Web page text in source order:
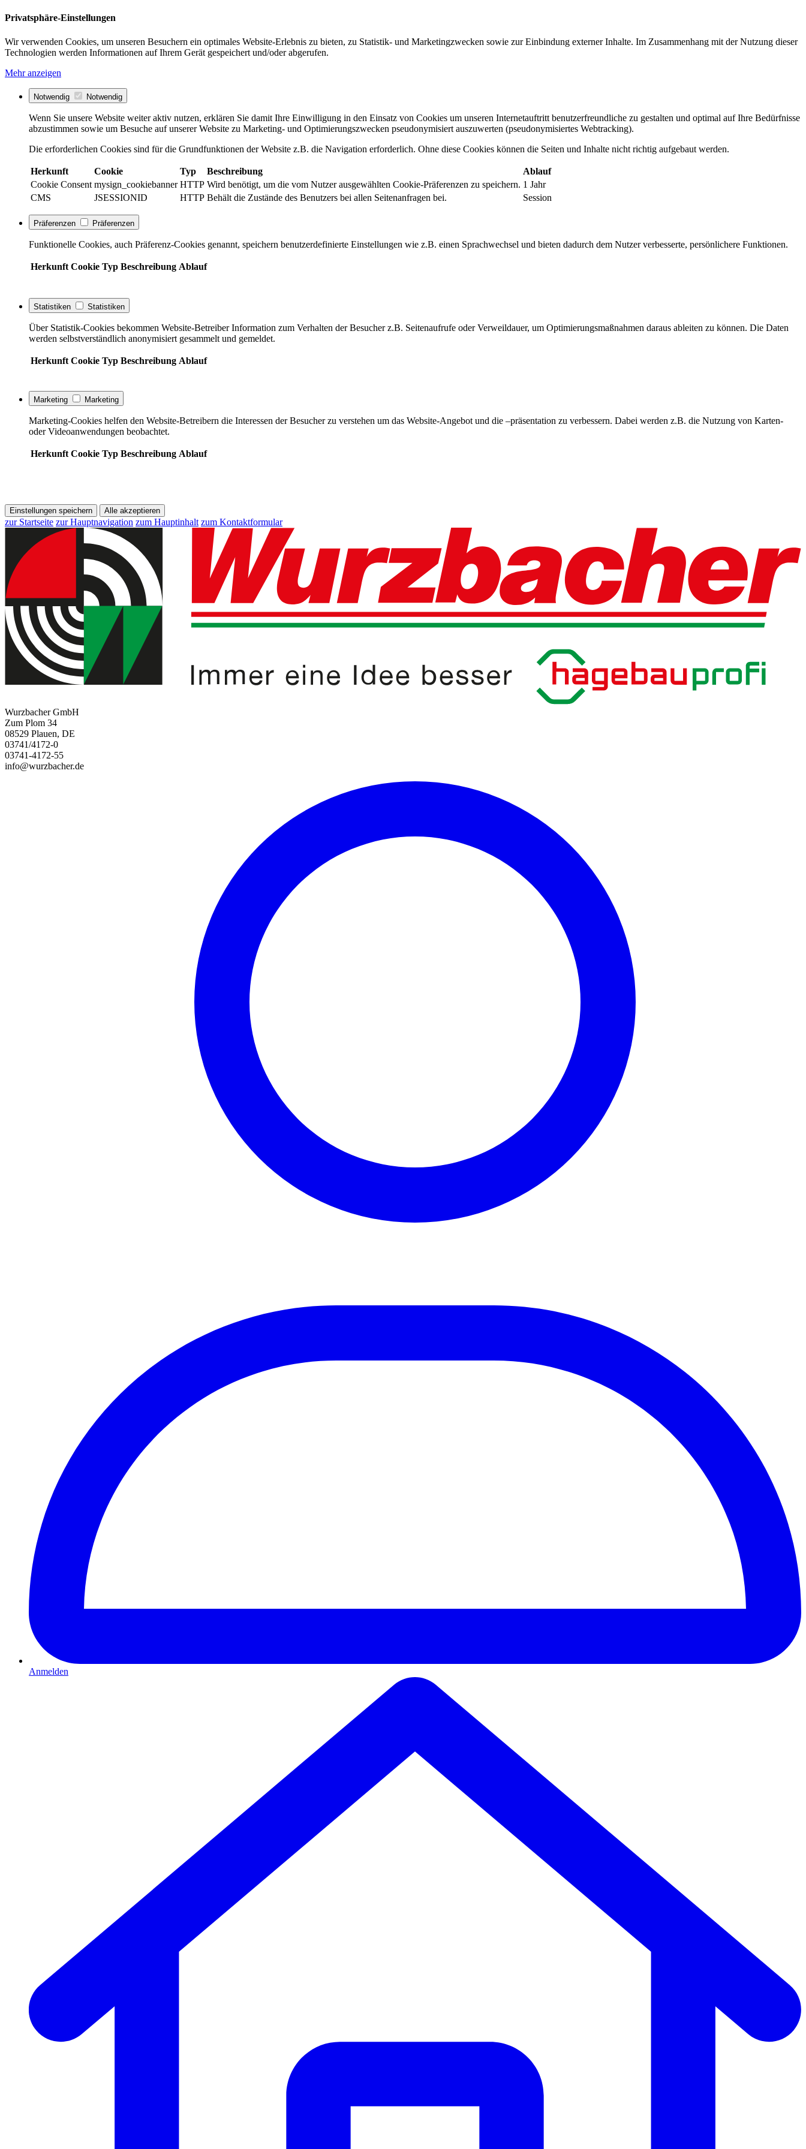
Privatsphäre-Einstellungen
Wir verwenden Cookies, um unseren Besuchern ein optimales Website-Erlebnis zu bieten, zu Statistik- und Marketingzwecken sowie zur Einbindung externer Inhalte. Im Zusammenhang mit der Nutzung dieser
Technologien werden Informationen auf Ihrem Gerät gespeichert und/oder abgerufen.
Mehr anzeigen
Notwendig Notwendig
Wenn Sie unsere Website weiter aktiv nutzen, erklären Sie damit Ihre Einwilligung in den Einsatz von Cookies um unseren Internetauftritt benutzerfreundliche zu gestalten und optimal auf Ihre Bedürfnisse
abzustimmen sowie um Besuche auf unserer Website zu Marketing- und Optimierungszwecken pseudonymisiert auszuwerten (pseudonymisiertes Webtracking).
Die erforderlichen Cookies sind für die Grundfunktionen der Website z.B. die Navigation erforderlich. Ohne diese Cookies können die Seiten und Inhalte nicht richtig aufgebaut werden.
Herkunft Cookie Typ Beschreibung
Ablauf
Cookie Consent mysign_cookiebanner HTTP Wird benötigt, um die vom Nutzer ausgewählten Cookie-Präferenzen zu speichern. 1 Jahr
CMS
JSESSIONID HTTP Behält die Zustände des Benutzers bei allen Seitenanfragen bei. Session
Präferenzen Präferenzen
Funktionelle Cookies, auch Präferenz-Cookies genannt, speichern benutzerdefinierte Einstellungen wie z.B. einen Sprachwechsel und bieten dadurch dem Nutzer verbesserte, persönlichere Funktionen.
Herkunft Cookie Typ Beschreibung Ablauf
Statistiken Statistiken
Über Statistik-Cookies bekommen Website-Betreiber Information zum Verhalten der Besucher z.B. Seitenaufrufe oder Verweildauer, um Optimierungsmaßnahmen daraus ableiten zu können. Die Daten
werden selbstverständlich anonymisiert gesammelt und gemeldet.
Herkunft Cookie Typ Beschreibung Ablauf
Marketing Marketing
Marketing-Cookies helfen den Website-Betreibern die Interessen der Besucher zu verstehen um das Website-Angebot und die –präsentation zu verbessern. Dabei werden z.B. die Nutzung von Karten-
oder Videoanwendungen beobachtet.
Herkunft Cookie Typ Beschreibung Ablauf
Einstellungen speichern Alle akzeptieren
zur Startseite zur Hauptnavigation zum Hauptinhalt zum Kontaktformular
Wurzbacher GmbH
Zum Plom 34
08529 Plauen, DE
03741/4172-0
03741-4172-55
info@wurzbacher.de
Anmelden